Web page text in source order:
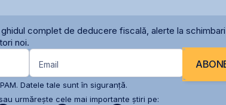
complet de deducere fiscală, alerte la
noi.
Email
Datele tale sunt în siguranță.
urmărește cele mai importante știri pe: